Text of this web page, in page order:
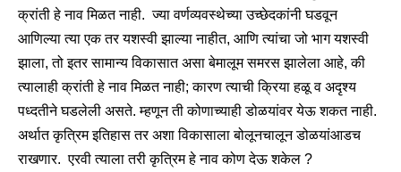
क्रांती हे नाव मिळत नाही. ज्या वर्णव्यवस्थेच्या उच्छेदकांनी घडवून
आणिल्या त्या एक तर यशस्वी झाल्या नाहीत, आणि त्यांचा जो भाग यशस्वी
झाला, तो इतर सामान्य विकासात असा बेमालूम समरस झालेला आहे, की
त्यालाही क्रांती हे नाव मिळत नाही; कारण त्याची क्रिया हळू व अदृश्य
पध्दतीने घडलेली असते. म्हणून ती कोणाच्याही डोळयांवर येऊ शकत नाही.
अर्थात कृत्रिम इतिहास तर अशा विकासाला बोलूनचालून डोळयांआडच
राखणार. एरवी त्याला तरी कृत्रिम हे नाव कोण देऊ शकेल ?